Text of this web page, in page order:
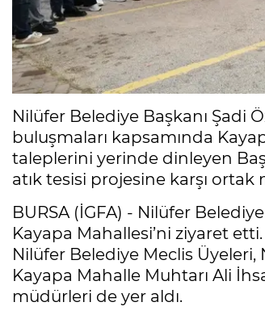
Nilüfer Belediye Başkanı Şadi
buluşmaları kapsamında
taleplerini yerinde dinleyen
atık tesisi projesine karşı
BURSA (İGFA) - Nilüfer
Kayapa Mahallesi’ni ziyaret
Nilüfer Belediye Meclis
Kayapa Mahalle Muhtarı Ali
müdürleri de yer aldı.